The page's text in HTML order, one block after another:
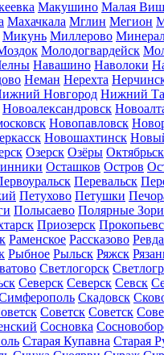
Макушино Малая
Махачкала Мглин Мегион
Микунь Миллерово
Молодогвардейск
Навашино Наволоки
Неман Нерехта
Новгород Нижний
Новоалександровск
Новопавловск
Новошахтинск
Озерск Озёры Октябрьск
Осташков Остров
Перевальск
Петухово Петушки
Полысаево Полярные Зори
Приозерск
Раменское Рассказово Ревда
Рыбное Рыльск Ряжск
Светлогорск
Северск Северск Севск
Скадовск
Советск Советск
Сосновка
Старая Купавна Старая